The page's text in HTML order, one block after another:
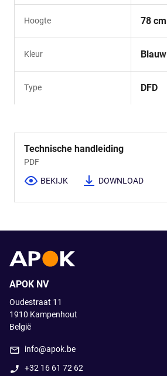
Hoogte 78 cm
Kleur Blauw
Type DFD
Technische handleiding
PDF
BEKIJK DOWNLOAD
APOK NV
Oudestraat 11
1910 Kampenhout
België
info@apok.be
+32 16 61 72 62